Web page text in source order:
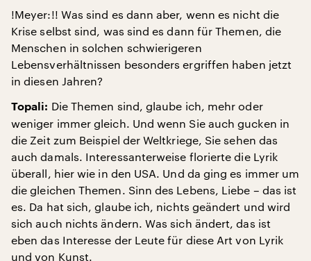
!Meyer:!! Was sind es dann aber, wenn es nicht die
Krise selbst sind, was sind es dann für Themen, die
Menschen in solchen schwierigeren
Lebensverhältnissen besonders ergriffen haben jetzt
in diesen Jahren?
Topali: Die Themen sind, glaube ich, mehr oder
weniger immer gleich. Und wenn Sie auch gucken in
die Zeit zum Beispiel der Weltkriege, Sie sehen das
auch damals. Interessanterweise florierte die Lyrik
überall, hier wie in den USA. Und da ging es immer um
die gleichen Themen. Sinn des Lebens, Liebe – das ist
es. Da hat sich, glaube ich, nichts geändert und wird
sich auch nichts ändern. Was sich ändert, das ist
eben das Interesse der Leute für diese Art von Lyrik
und von Kunst.